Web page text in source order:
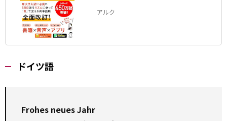
アルク
ドイツ語
Frohes neues Jahr